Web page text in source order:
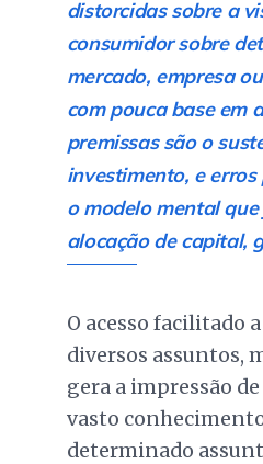
distorcidas sobre a
consumidor sobre
mercado, empresa
com pouca base em
premissas são o
investimento, e
o modelo mental
alocação de capital,
O acesso facilitado
diversos assuntos,
gera a impressão
vasto
determinado